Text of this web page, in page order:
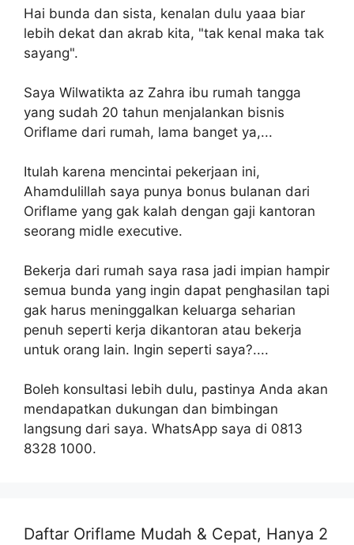
Hai bunda dan sista, kenalan dulu yaaa biar
lebih dekat dan akrab kita, "tak kenal maka tak
sayang".
Saya Wilwatikta az Zahra ibu rumah tangga
yang sudah 20 tahun menjalankan bisnis
Oriflame dari rumah, lama banget ya,...
Itulah karena mencintai pekerjaan ini,
Ahamdulillah saya punya bonus bulanan dari
Oriflame yang gak kalah dengan gaji kantoran
seorang midle executive.
Bekerja dari rumah saya rasa jadi impian hampir
semua bunda yang ingin dapat penghasilan tapi
gak harus meninggalkan keluarga seharian
penuh seperti kerja dikantoran atau bekerja
untuk orang lain. Ingin seperti saya?....
Boleh konsultasi lebih dulu, pastinya Anda akan
mendapatkan dukungan dan bimbingan
langsung dari saya. WhatsApp saya di 0813
8328 1000.
Daftar Oriflame Mudah & Cepat, Hanya 2